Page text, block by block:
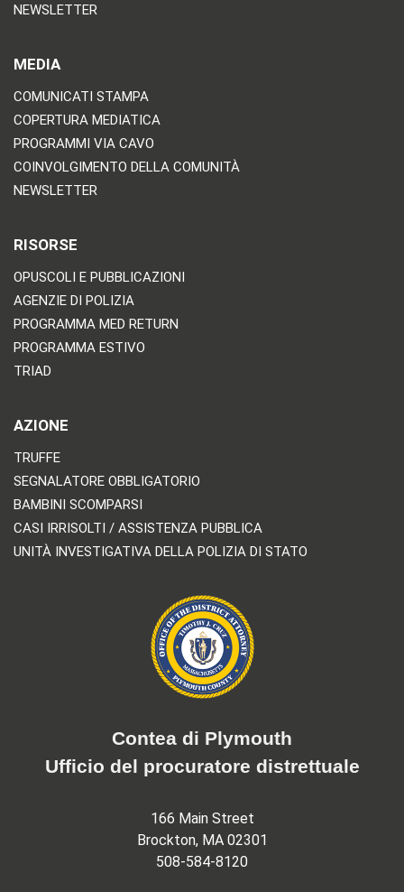
NEWSLETTER
MEDIA
COMUNICATI STAMPA
COPERTURA MEDIATICA
PROGRAMMI VIA CAVO
COINVOLGIMENTO DELLA COMUNITÀ
NEWSLETTER
RISORSE
OPUSCOLI E PUBBLICAZIONI
AGENZIE DI POLIZIA
PROGRAMMA MED RETURN
PROGRAMMA ESTIVO
TRIAD
AZIONE
TRUFFE
SEGNALATORE OBBLIGATORIO
BAMBINI SCOMPARSI
CASI IRRISOLTI / ASSISTENZA PUBBLICA
UNITÀ INVESTIGATIVA DELLA POLIZIA DI STATO
Contea di Plymouth
Ufficio del procuratore distrettuale
166 Main Street
Brockton, MA 02301
508-584-8120